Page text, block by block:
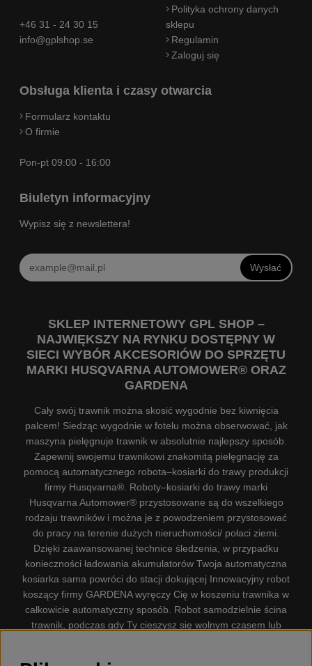
+46 31 - 24 30 15
info@gplshop.se
Polityka ochrony danych
sklepu
Regulamin
Zaloguj się
Obsługa klienta i czasy otwarcia
Formularz kontaktu
O firmie
Pon-pt 09:00 - 16:00
Biuletyn informacyjny
Wypisz się z newslettera!
Wysłać
SKLEP INTERNETOWY GPL SHOP –
NAJWIĘKSZY NA RYNKU DOSTĘPNY W
SIECI WYBÓR AKCESORIÓW DO SPRZĘTU
MARKI HUSQVARNA AUTOMOWER® ORAZ
GARDENA
Cały swój trawnik można skosić wygodnie bez kiwnięcia
palcem! Siedząc wygodnie w fotelu można obserwować, jak
maszyna pielęgnuje trawnik w absolutnie najlepszy sposób.
Zapewnij swojemu trawnikowi znakomitą pielęgnację za
pomocą automatycznego robota–kosiarki do trawy produkcji
firmy Husqvarna®. Roboty–kosiarki do trawy marki
Husqvarna Automower® przystosowane są do wszelkiego
rodzaju trawników i można je z powodzeniem przystosować
do pracy na terenie dużych nieruchomości/ połaci ziemi.
Dzięki zaawansowanej technice śledzenia, w przypadku
konieczności ładowania akumulatorów Twoja automatyczna
kosiarka sama powróci do stacji dokującej Innowacyjny robot
koszący firmy GARDENA wyręczy Cię w koszeniu trawnika w
całkowicie automatyczny sposób. Robot samodzielnie ścina
trawnik, podczas gdy Ty cieszysz się wolnym czasem lub